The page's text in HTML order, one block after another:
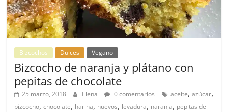
Bizcochos Dulces Vegano
Bizcocho de naranja y plátano con
pepitas de chocolate
25 marzo, 2018 Elena 0 comentarios aceite,azúcar,
bizcocho,chocolate, harina, huevos, levadura, naranja, pepitas de